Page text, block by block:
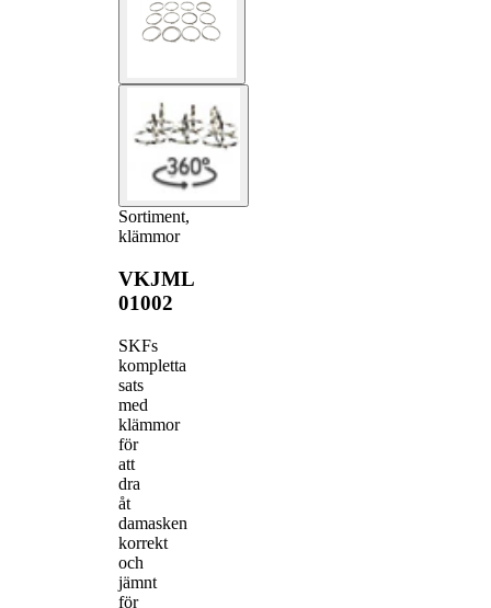
Sortiment,
klämmor
VKJML
01002
SKFs
kompletta
sats
med
klämmor
för
att
dra
åt
damasken
korrekt
och
jämnt
för